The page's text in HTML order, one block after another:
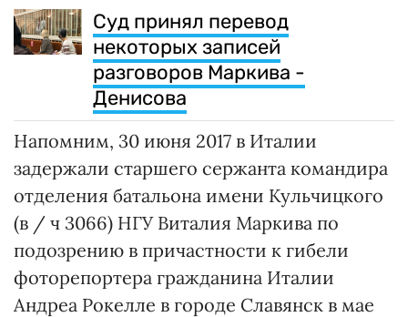
Суд принял перевод
некоторых записей
разговоров Маркива -
Денисова
Напомним, 30 июня 2017 в Италии
задержали старшего сержанта командира
отделения батальона имени Кульчицкого
(в / ч 3066) НГУ Виталия Маркива по
подозрению в причастности к гибели
фоторепортера гражданина Италии
Андреа Рокелле в городе Славянск в мае